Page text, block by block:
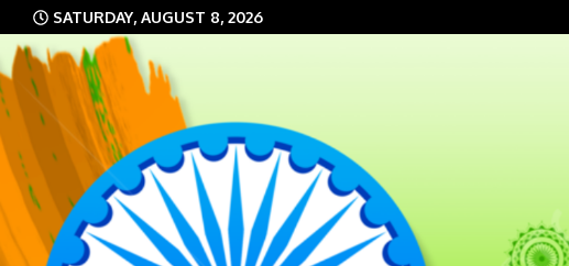
Skip
to
content
SATURDAY, AUGUST 8, 2026